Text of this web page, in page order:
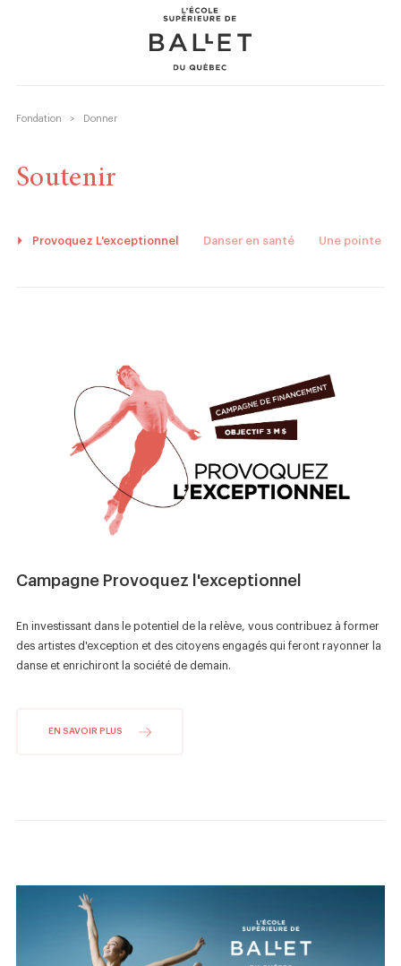
Fondation
Nouvelles
Boutique
Fondation > Donner
Soutenir
Provoquez L'exceptionnel Danser en santé Une pointe à
Campagne Provoquez l'exceptionnel
En investissant dans le potentiel de la relève, vous contribuez à former
des artistes d'exception et des citoyens engagés qui feront rayonner la
danse et enrichiront la société de demain.
EN SAVOIR PLUS